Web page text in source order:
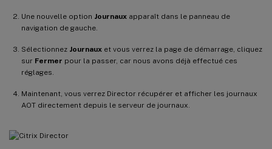
Une nouvelle option Journaux apparaît dans le panneau de
navigation de gauche.
Sélectionnez Journaux et vous verrez la page de démarrage, cliquez
sur Fermer pour la passer, car nous avons déjà effectué ces
réglages.
Maintenant, vous verrez Director récupérer et afficher les journaux
AOT directement depuis le serveur de journaux.